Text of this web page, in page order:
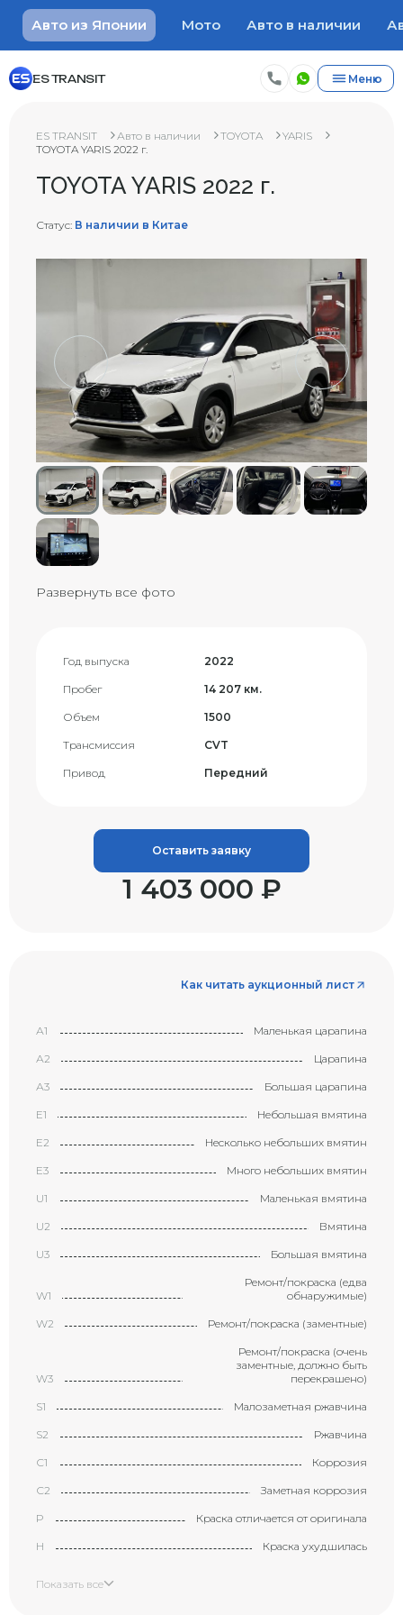
Авто из Японии Мото Авто в наличии
ES TRANSIT Меню
ES TRANSIT Авто в наличии TOYOTA
YARIS
TOYOTA YARIS 2022 г.
TOYOTA YARIS 2022 г.
Статус: В наличии в Китае
Развернуть все фото
Год выпуска 2022
Пробег 14 207 км.
Объем 1500
Трансмиссия CVT
Привод Передний
Оставить заявку
1 403 000 ₽
Как читать аукционный лист
А1 Маленькая царапина
А2 Царапина
А3 Большая царапина
Е1 Небольшая вмятина
Е2 Несколько небольших вмятин
Е3 Много небольших вмятин
U1 Маленькая вмятина
U2 Вмятина
U3 Большая вмятина
W1
Ремонт/покраска (едва
обнаружимые)
W2 Ремонт/покраска (заментные)
W3
Ремонт/покраска (очень
заментные, должно быть
перекрашено)
S1 Малозаметная ржавчина
S2 Ржавчина
С1 Коррозия
С2 Заметная коррозия
P Краска отличается от оригинала
H Краска ухудшилась
Показать все